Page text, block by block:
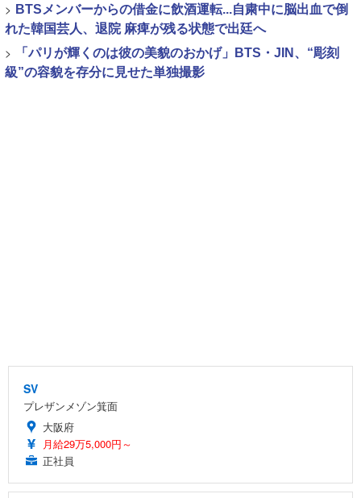
> BTSメンバーからの借金に飲酒運転...自粛中に脳出血で倒
れた韓国芸人、退院 麻痺が残る状態で出廷へ
>
「パリが輝くのは彼の美貌のおかげ」BTS・JIN、“彫刻
級”の容貌を存分に見せた単独撮影
SV
プレザンメゾン箕面
大阪府
月給29万5,000円～
正社員